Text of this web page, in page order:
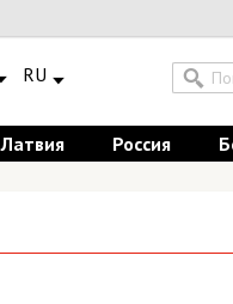
RU
Латвия Россия